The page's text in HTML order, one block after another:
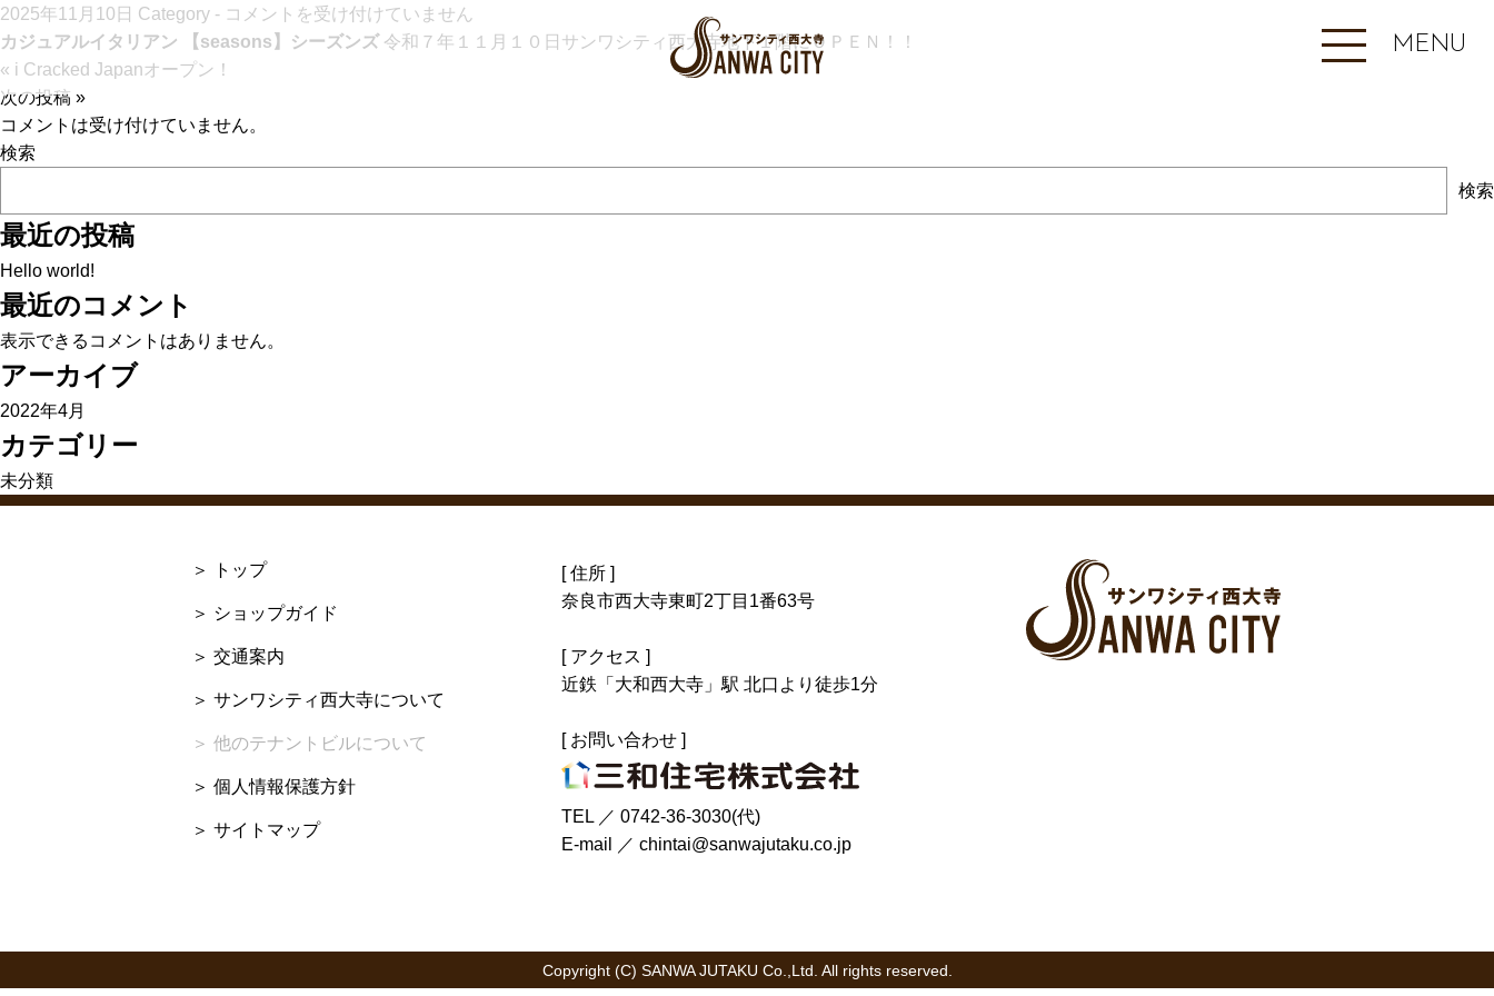
MENU
2025年11月10日 Category - は
コメントを受け付けていません
カジュアルイタリアン 【seasons】シーズンズ令和７年１１月１０日サンワシティ西大寺地下１階にＯＰＥＮ！！
« i Cracked Japanオープン！
次の投稿 »
コメントは受け付けていません。
検索
検索
最近の投稿
Hello world!
最近のコメント
表示できるコメントはありません。
アーカイブ
2022年4月
カテゴリー
未分類
トップ
ショップガイド
交通案内
サンワシティ西大寺について
他のテナントビルについて
個人情報保護方針
サイトマップ
[ 住所 ]
奈良市西大寺東町2丁目1番63号
[ アクセス ]
近鉄「大和西大寺」駅 北口より徒歩1分
[ お問い合わせ ]
TEL ／ 0742-36-3030(代)
E-mail ／ chintai@sanwajutaku.co.jp
Copyright (C) SANWA JUTAKU Co.,Ltd. All rights reserved.